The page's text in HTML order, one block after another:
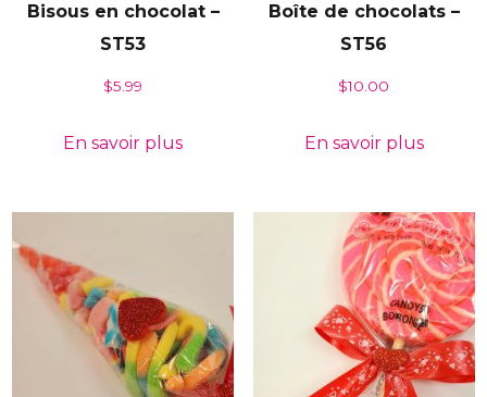
Bisous en chocolat –
ST53
$5.99
En savoir plus
Boîte de chocolats –
ST56
$10.00
En savoir plus